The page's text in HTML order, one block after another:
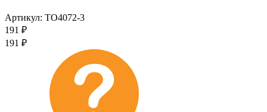
Артикул: TO4072-3
191 ₽
191 ₽